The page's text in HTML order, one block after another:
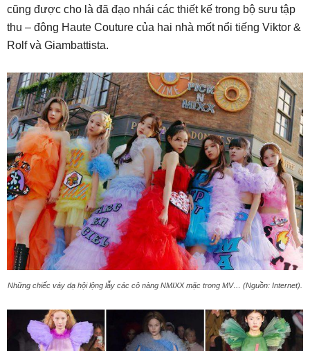
cũng được cho là đã đạo nhái các thiết kế trong bộ sưu tập
thu – đông Haute Couture của hai nhà mốt nổi tiếng Viktor &
Rolf và Giambattista.
Những chiếc váy dạ hội lộng lẫy các cô nàng NMIXX mặc trong MV… (Nguồn: Internet).